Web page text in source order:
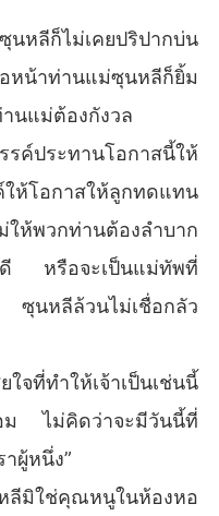
หลีก็ไม่เคยปริปากบ่น
น้าท่านแม่ซุนหลีก็ยิ้ม
นแม่ต้องกังวล
รค์ประทานโอกาสนี้ให้
ห้โอกาสให้ลูกทดแทน
พวกท่านต้องลำบาก
ดี หรือจะเป็นแม่ทัพที่
ซุนหลีล้วนไม่เชื่อกลัว
ที่ทำให้เจ้าเป็นเช่นนี้
อม ไม่คิดว่าจะมีวันนี้ที่
ผู้หนึ่ง”
ลีมิใช่คุณหนูในห้องหอ